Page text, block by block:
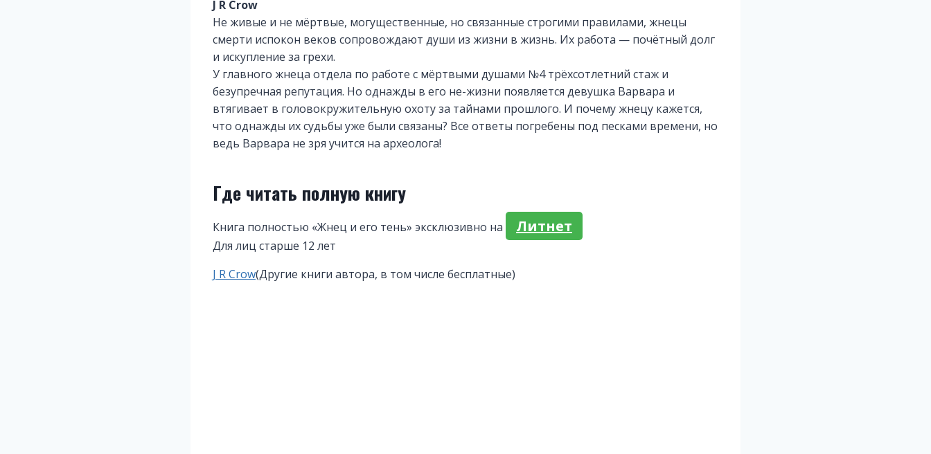
J R Crow
Не живые и не мёртвые, могущественные, но связанные строгими правилами, жнецы
смерти испокон веков сопровождают души из жизни в жизнь. Их работа — почётный долг
и искупление за грехи.
У главного жнеца отдела по работе с мёртвыми душами №4 трёхсотлетний стаж и
безупречная репутация. Но однажды в его не-жизни появляется девушка Варвара и
втягивает в головокружительную охоту за тайнами прошлого. И почему жнецу кажется,
что однажды их судьбы уже были связаны? Все ответы погребены под песками времени, но
ведь Варвара не зря учится на археолога!
Где читать полную книгу
Книга полностью «Жнец и его тень» эксклюзивно на Литнет
Для лиц старше 12 лет
Метки
J R Crow(Другие книги автора, в том числе бесплатные)